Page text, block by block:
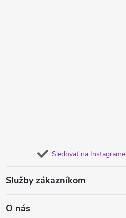
Sledovať na Instagrame
Služby zákazníkom
O nás